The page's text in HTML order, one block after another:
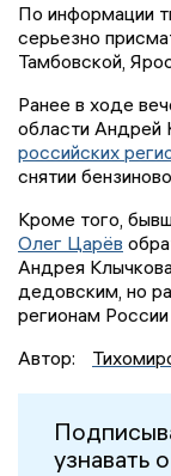
По информации
серьезно
Тамбовской,
Ранее в ходе
области Андрей
российских
снятии
Кроме того,
Олег Царёв
Андрея
дедовским, но
регионам
Автор:
узнавать